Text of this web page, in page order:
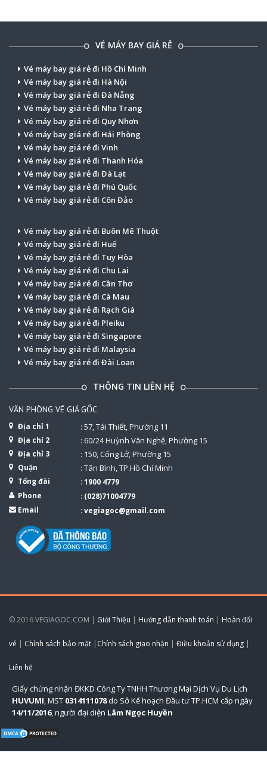
VÉ MÁY BAY GIÁ RẺ
Vé máy bay giá rẻ đi Hồ Chí Minh
Vé máy bay giá rẻ đi Hà Nội
Vé máy bay giá rẻ đi Đà Nẵng
Vé máy bay giá rẻ đi Nha Trang
Vé máy bay giá rẻ đi Quy Nhơn
Vé máy bay giá rẻ đi Hải Phòng
Vé máy bay giá rẻ đi Vinh
Vé máy bay giá rẻ đi Thanh Hóa
Vé máy bay giá rẻ đi Đà Lạt
Vé máy bay giá rẻ đi Phú Quốc
Vé máy bay giá rẻ đi Côn Đảo
Vé máy bay giá rẻ đi Buôn Mê Thuột
Vé máy bay giá rẻ đi Huế
Vé máy bay giá rẻ đi Tuy Hòa
Vé máy bay giá rẻ đi Chu Lai
Vé máy bay giá rẻ đi Cần Thơ
Vé máy bay giá rẻ đi Cà Mau
Vé máy bay giá rẻ đi Rạch Giá
Vé máy bay giá rẻ đi Pleiku
Vé máy bay giá rẻ đi Singapore
Vé máy bay giá rẻ đi Malaysia
Vé máy bay giá rẻ đi Đài Loan
THÔNG TIN LIÊN HỆ
VĂN PHÒNG VÉ GIÁ GỐC
Địa chỉ 1 : 57, Tái Thiết, Phường 11
Địa chỉ 2 : 60/24 Huỳnh Văn Nghệ, Phường 15
Địa chỉ 3 : 150, Cống Lở, Phường 15
Quận : Tân Bình, TP.Hồ Chí Minh
Tổng đài : 1900 4779
Phone
: (028)71004779
Email
: vegiagoc@gmail.com
© 2016 VEGIAGOC.COM | Giới Thiệu | Hướng dẫn thanh toán | Hoàn đổi
vé | Chính sách bảo mật | Chính sách giao nhận | Điều khoản sử dụng |
Liên hệ
Giấy chứng nhận ĐKKD Công Ty TNHH Thương Mại Dịch Vụ Du Lịch
HUVUMI , MST 0314111078do Sở Kế hoạch Đầu tư TP.HCM cấp ngày
14/11/2016, người đại diện Lâm Ngọc Huyền